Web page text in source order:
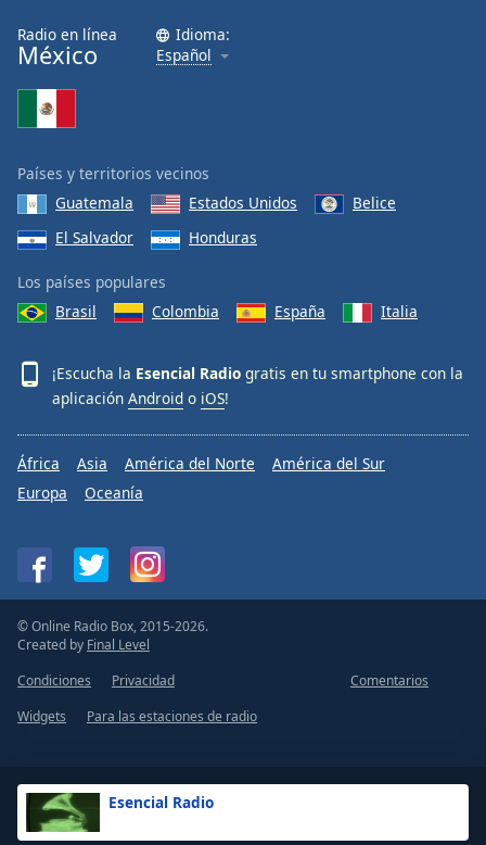
Esencial Radio
Radio en línea
México
Idioma:
Español
Países y territorios vecinos
Guatemala
Estados Unidos
Belice
El Salvador
Honduras
Los países populares
Brasil
Colombia España Italia
¡Escucha la Esencial Radio gratis en tu smartphone con la
aplicación Android o iOS!
África Asia América del Norte
América del Sur
Europa
Oceanía
© Online Radio Box, 2015-2026.
Created by Final Level
Condiciones
Privacidad
Comentarios
Widgets
Para las estaciones de radio